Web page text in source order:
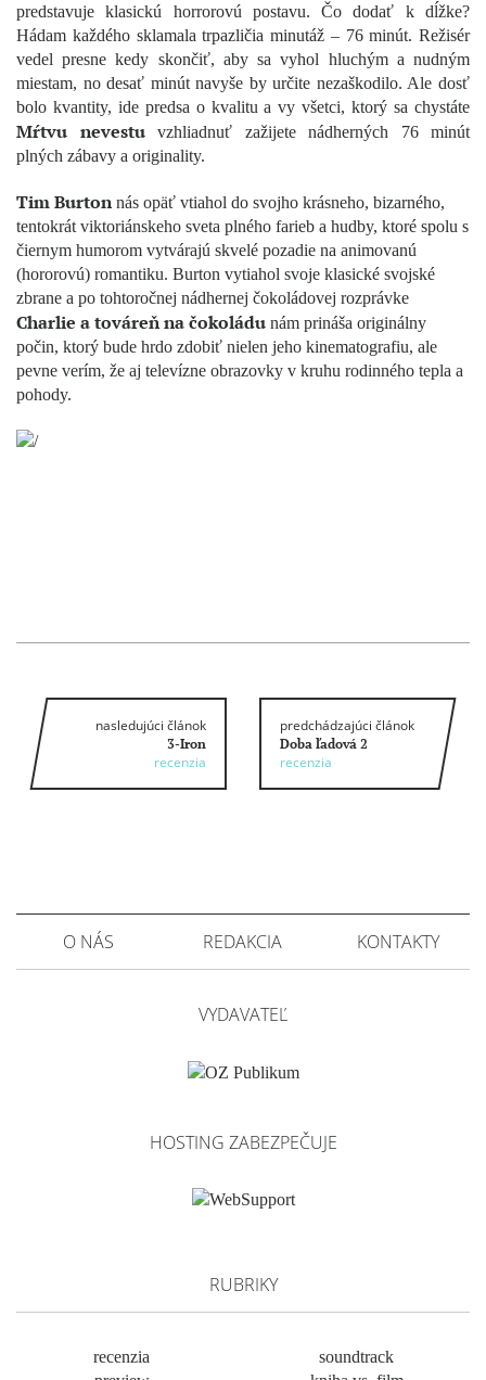
predstavuje klasickú horrorovú postavu. Čo dodať k dĺžke?
Hádam každého sklamala trpazličia minutáž – 76 minút. Režisér
vedel presne kedy skončiť, aby sa vyhol hluchým a nudným
miestam, no desať minút navyše by určite nezaškodilo. Ale dosť
bolo kvantity, ide predsa o kvalitu a vy všetci, ktorý sa chystáte
Mŕtvu nevestuvzhliadnuť zažijete nádherných 76 minút
plných zábavy a originality.
Tim Burton nás opäť vtiahol do svojho krásneho, bizarného,
tentokrát viktoriánskeho sveta plného farieb a hudby, ktoré spolu s
čiernym humorom vytvárajú skvelé pozadie na animovanú
(hororovú) romantiku. Burton vytiahol svoje klasické svojské
zbrane a po tohtoročnej nádhernej čokoládovej rozprávke
Charlie a továreň na čokoládu nám prináša originálny
počin, ktorý bude hrdo zdobiť nielen jeho kinematografiu, ale
pevne verím, že aj televízne obrazovky v kruhu rodinného tepla a
pohody.
nasledujúci článok
3-Iron
recenzia
predchádzajúci článok
Doba ľadová 2
recenzia
O NÁS REDAKCIA KONTAKTY
VYDAVATEĽ
HOSTING ZABEZPEČUJE
RUBRIKY
recenzia
soundtrack